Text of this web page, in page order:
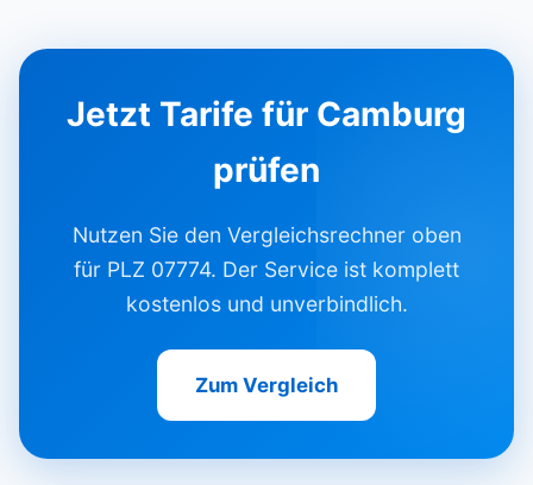
Jetzt Tarife für Camburg
prüfen
Nutzen Sie den Vergleichsrechner oben
für PLZ 07774. Der Service ist komplett
kostenlos und unverbindlich.
Zum Vergleich